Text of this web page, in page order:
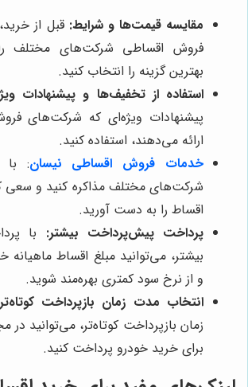
مقایسه قیمت‌ها و شرایط: قبل از
فروش اقساطی شرکت‌های مختلف
بهترین گزینه را انتخاب کنید.
استفاده از تخفیف‌ها و پیشنهادات
پیشنهادات ویژه‌ای که شرکت‌های
ارائه می‌دهند، استفاده کنید.
خدمات فروش اقساطی نیسان: با
شرکت‌های مختلف مذاکره کنید و سعی
اقساط را به دست آورید.
پرداخت پیش‌پرداخت بیشتر: با
بیشتر، می‌توانید مبلغ اقساط
و از نرخ سود کمتری بهره‌مند شوید.
انتخاب مدت زمان بازپرداخت
زمان بازپرداخت کوتاه‌تر، می‌توانید
برای خرید خودرو پرداخت کنید.